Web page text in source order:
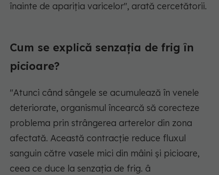
înainte de apariția varicelor", arată cercetătorii.
Cum se explică senzația de frig în
picioare?
"Atunci când sângele se acumulează în venele
deteriorate, organismul încearcă să corecteze
problema prin strângerea arterelor din zona
afectată. Această contracție reduce fluxul
sanguin către vasele mici din mâini și picioare,
ceea ce duce la senzația de frig. â